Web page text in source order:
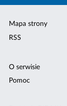
Mapa strony
RSS
O serwisie
Pomoc